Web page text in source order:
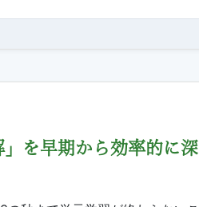
を早期から効率的に深